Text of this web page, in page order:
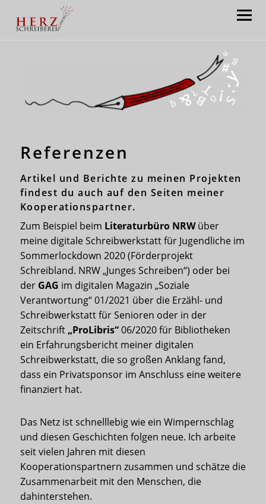
Herzschreiberei: Claudia Satory
Referenzen
Artikel und Berichte zu meinen Projekten
findest du auch auf den Seiten meiner
Kooperationspartner.
Zum Beispiel beim Literaturbüro NRWüber
meine digitale Schreibwerkstatt für Jugendliche im
Sommerlockdown 2020 (Förderprojekt
Schreibland. NRW „Junges Schreiben“) oder bei
der GAG im digitalen Magazin „Soziale
Verantwortung“ 01/2021 über die Erzähl- und
Schreibwerkstatt für Senioren oder in der
Zeitschrift„ProLibris“06/2020 für Bibliotheken
ein Erfahrungsbericht meiner digitalen
Schreibwerkstatt, die so großen Anklang fand,
dass ein Privatsponsor im Anschluss eine weitere
finanziert hat.
Das Netz ist schnelllebig wie ein Wimpernschlag
und diesen Geschichten folgen neue. Ich arbeite
seit vielen Jahren mit diesen
Kooperationspartnern zusammen und schätze die
Zusammenarbeit mit den Menschen, die
dahinterstehen.